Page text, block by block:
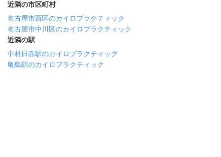
近隣の市区町村
名古屋市西区のカイロプラクティック
名古屋市中川区のカイロプラクティック
近隣の駅
中村日赤駅のカイロプラクティック
亀島駅のカイロプラクティック